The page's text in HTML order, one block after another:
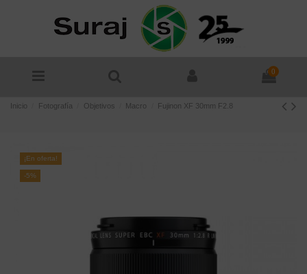
0
Inicio Fotografía Objetivos Macro Fujinon XF 30mm F2.8
¡En oferta!
-5%